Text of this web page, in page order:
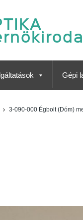
Gépi
3-090-000 Égbolt (Dóm)